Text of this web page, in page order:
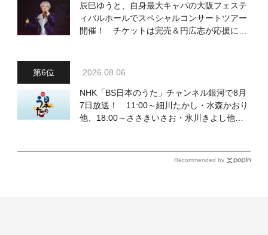
辰巳ゆうと、自身最大キャパの大阪フェステ
ィバルホールでスペシャルコンサートツアー
開催！ チケットは完売＆円広志が応援に、
2026.08.06
NHK「BS日本のうた」チャンネル銀河で8月
7日放送！ 11:00～細川たかし・水森かおり
他、18:00～ささきいさお・氷川きよし他登
Recommended by